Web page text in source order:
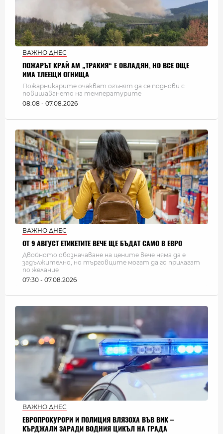
ВАЖНО ДНЕС
ПОЖАРЪТ КРАЙ АМ „ТРАКИЯ“ Е ОВЛАДЯН, НО ВСЕ ОЩЕ
ИМА ТЛЕЕЩИ ОГНИЩА
Пожарникарите очакват огънят да се поднови с
повишаването на температурите
08:08 - 07.08.2026
ВАЖНО ДНЕС
ОТ 9 АВГУСТ ЕТИКЕТИТЕ ВЕЧЕ ЩЕ БЪДАТ САМО В ЕВРО
Двойното обозначаване на цените вече няма да е
задължително, но търговците могат да го прилагат
по желание
07:30 - 07.08.2026
ВАЖНО ДНЕС
ЕВРОПРОКУРОРИ И ПОЛИЦИЯ ВЛЯЗОХА ВЪВ ВИК –
КЪРДЖАЛИ ЗАРАДИ ВОДНИЯ ЦИКЪЛ НА ГРАДА